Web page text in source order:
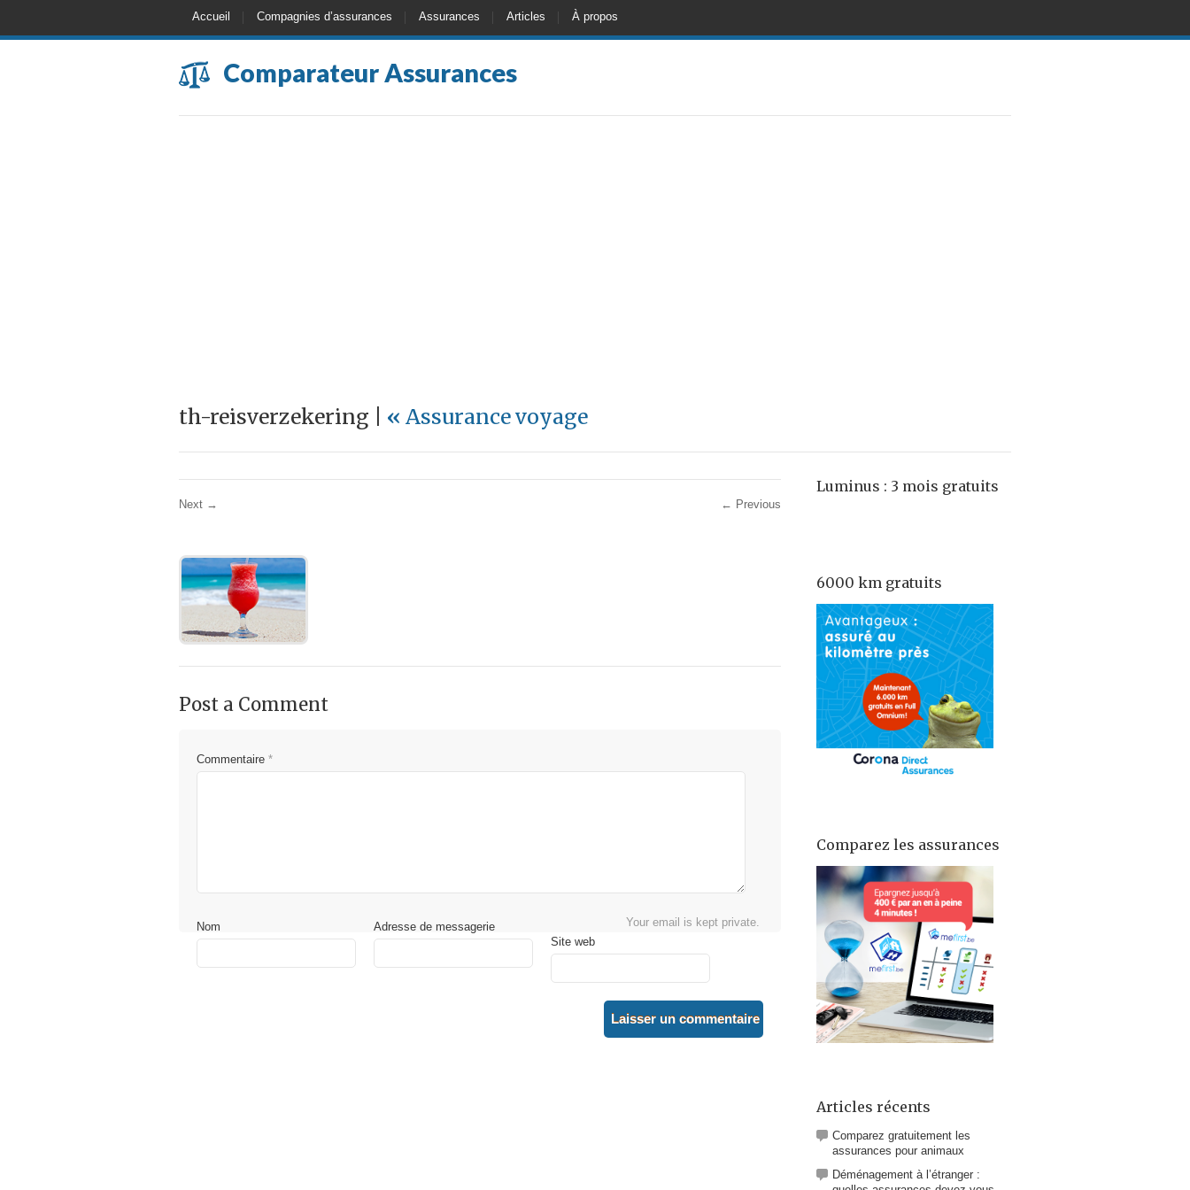
Accueil Compagnies d’assurances Assurances Articles À propos
Comparateur Assurances
th-reisverzekering | « Assurance voyage
← Previous
Next →
Post a Comment
Commentaire *
Your email is kept private.
Nom
Adresse de messagerie
Site web
Luminus : 3 mois gratuits
6000 km gratuits
Comparez les assurances
Articles récents
Comparez gratuitement les
assurances pour animaux
Déménagement à l’étranger :